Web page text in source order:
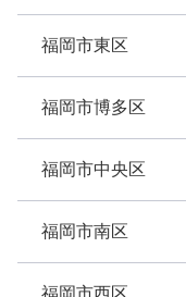
福岡市東区
福岡市博多区
福岡市中央区
福岡市南区
福岡市西区